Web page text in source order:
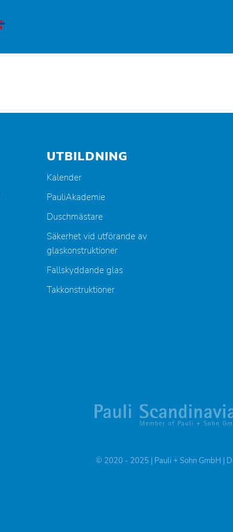
UTBILDNING
Kalender
PauliAkademie
Duschmästare
Säkerhet vid utförande av
glaskonstruktioner
Fallskyddande glas
Takkonstruktioner
© 2020 - 2025 | Pauli + Sohn GmbH |